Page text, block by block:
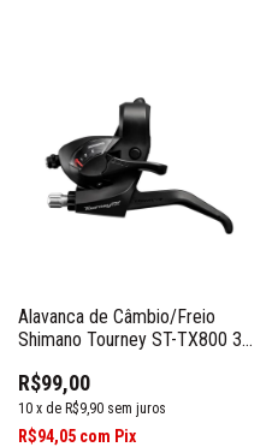
Alavanca de Câmbio/Freio
Shimano Tourney ST-TX800 3
R$99,00
10 x de R$9,90 sem juros
R$94,05 com Pix